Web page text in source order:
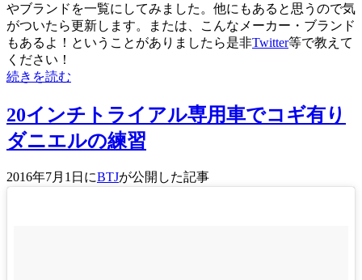
やブランドを一覧にしてみました。他にもあると思うので気
がついたら更新します。または、こんなメーカー・ブランド
もあるよ！ということがありましたら是非Twitter等で教えて
ください！
続きを読む
20インチトライアル専用車でコギ有り
ダニエルの練習
2016年7月1日にBTJが公開した記事